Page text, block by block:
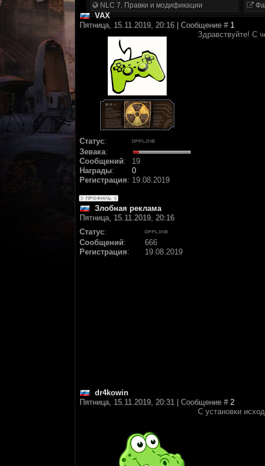
NLC 7. Правки и модификации
VAX
Пятница, 15.11.2019, 20:16 | Сообщение # 1
Статус:
Зевака:
Сообщений:
19
Награды:
0
Регистрация: 19.08.2019
Здравствуйте! С
Злобная реклама
Пятница, 15.11.2019, 20:16
Статус:
Сообщений:
666
Регистрация: 19.08.2019
dr4kowin
Пятница, 15.11.2019, 20:31 | Сообщение # 2
С установки